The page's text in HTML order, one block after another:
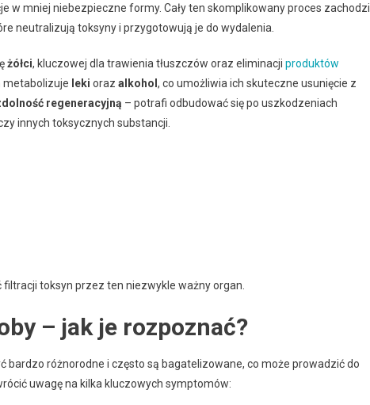
w mniej niebezpieczne formy. Cały ten skomplikowany proces zachodzi
neutralizują toksyny i przygotowują je do wydalenia.
żółci, kluczowej dla trawienia tłuszczów oraz eliminacji produktów
metabolizuje leki oraz alkohol , co umożliwia ich skuteczne usunięcie z
regeneracyjną – potrafi odbudować się po uszkodzeniach
innych toksycznych substancji.
toksyn przez ten niezwykle ważny organ.
– jak je rozpoznać?
bardzo różnorodne i często są bagatelizowane, co może prowadzić do
uwagę na kilka kluczowych symptomów: